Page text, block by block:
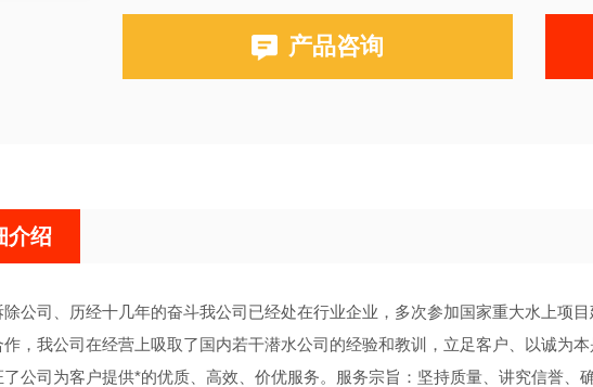
产品咨询
介绍
公司、历经十几年的奋斗我公司已经处在行业企业，多次参加国家重大水上项
，我公司在经营上吸取了国内若干潜水公司的经验和教训，立足客户、以诚为
了公司为客户提供*的优质、高效、价优服务。服务宗旨：坚持质量、讲究信誉、